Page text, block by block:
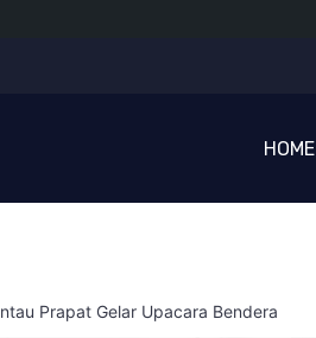
HOME
Prapat Gelar Upacara Bendera